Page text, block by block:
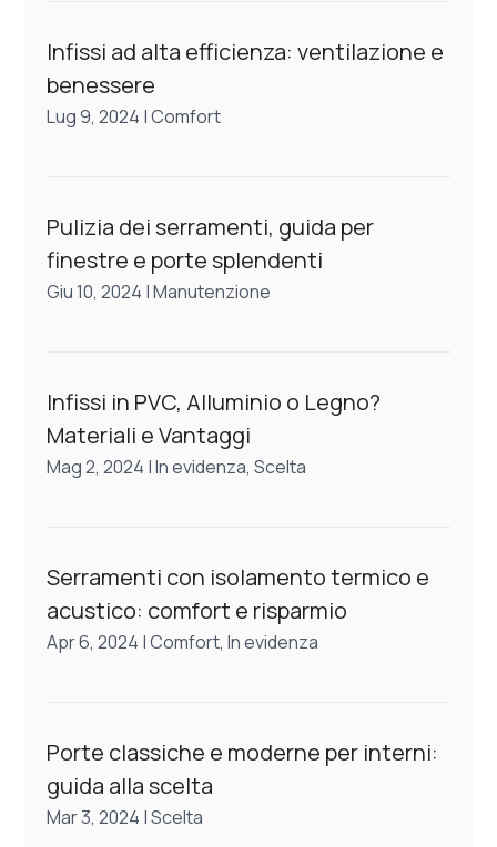
Infissi ad alta efficienza: ventilazione e
benessere
Lug 9, 2024 |Comfort
Pulizia dei serramenti, guida per
finestre e porte splendenti
Giu 10, 2024 |Manutenzione
Infissi in PVC, Alluminio o Legno?
Materiali e Vantaggi
Mag 2, 2024 |In evidenza,Scelta
Serramenti con isolamento termico e
acustico: comfort e risparmio
Apr 6, 2024 |Comfort,In evidenza
Porte classiche e moderne per interni:
guida alla scelta
Mar 3, 2024 |Scelta